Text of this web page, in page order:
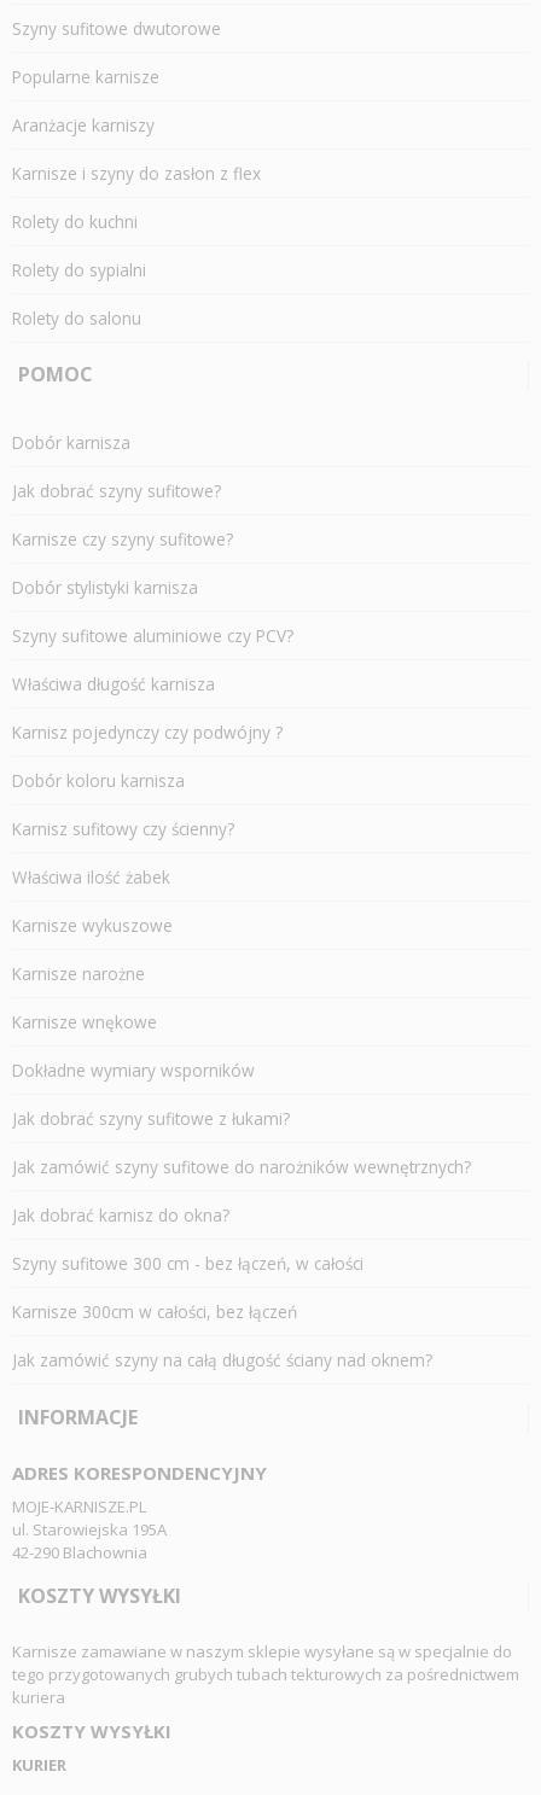
Szyny sufitowe dwutorowe
Popularne karnisze
Aranżacje karniszy
Karnisze i szyny do zasłon z flex
Rolety do kuchni
Rolety do sypialni
Rolety do salonu
POMOC
Dobór karnisza
Jak dobrać szyny sufitowe?
Karnisze czy szyny sufitowe?
Dobór stylistyki karnisza
Szyny sufitowe aluminiowe czy PCV?
Właściwa długość karnisza
Karnisz pojedynczy czy podwójny ?
Dobór koloru karnisza
Karnisz sufitowy czy ścienny?
Właściwa ilość żabek
Karnisze wykuszowe
Karnisze narożne
Karnisze wnękowe
Dokładne wymiary wsporników
Jak dobrać szyny sufitowe z łukami?
Jak zamówić szyny sufitowe do narożników wewnętrznych?
Jak dobrać karnisz do okna?
Szyny sufitowe 300 cm - bez łączeń, w całości
Karnisze 300cm w całości, bez łączeń
Jak zamówić szyny na całą długość ściany nad oknem?
INFORMACJE
ADRES KORESPONDENCYJNY
MOJE-KARNISZE.PL
ul. Starowiejska 195A
42-290 Blachownia
KOSZTY WYSYŁKI
Karnisze zamawiane w naszym sklepie wysyłane są w specjalnie do
tego przygotowanych grubych tubach tekturowych za pośrednictwem
kuriera
KOSZTY WYSYŁKI
KURIER